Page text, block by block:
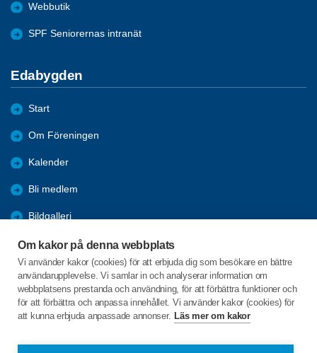
Om kakor på denna webbplats
Vi använder kakor (cookies) för att erbjuda dig som besökare en bättre
användarupplevelse. Vi samlar in och analyserar information om
webbplatsens prestanda och användning, för att förbättra funktioner och
för att förbättra och anpassa innehållet. Vi använder kakor (cookies) för
att kunna erbjuda anpassade annonser. Läs mer om kakor
Webbutik
SPF Seniorernas intranät
Edabygden
Start
Om Föreningen
Kalender
Bli medlem
Bildgalleri
Aktiviteter
Referat
Länkar